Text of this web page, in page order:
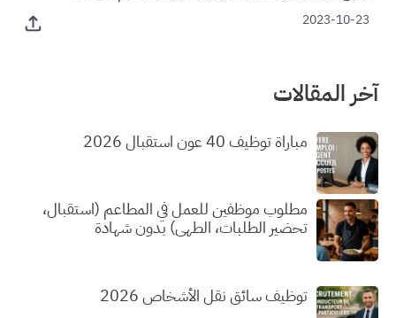
2023-10-23
آخر المقالات
مباراة توظيف 40 عون استقبال 2026
مطلوب موظفين للعمل في المطاعم (استقبال،
تحضير الطلبات، الطهي) بدون شهادة
توظيف سائق نقل الأشخاص 2026